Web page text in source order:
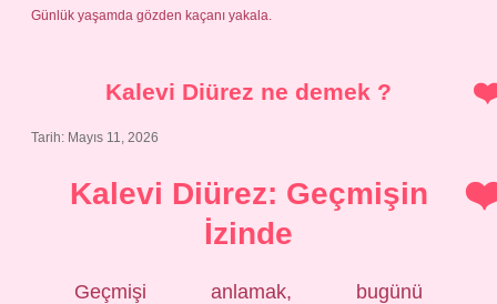
Yasal Uyarı
Günlük yaşamda gözden kaçanı yakala.
Kalevi Diürez ne demek ?
Tarih: Mayıs 11, 2026
Kalevi Diürez: Geçmişin
İzinde
Geçmişi anlamak, bugünü